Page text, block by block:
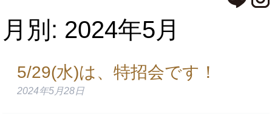
月別: 2024年5月
5/29(水)は、特招会です！
2024年5月28日